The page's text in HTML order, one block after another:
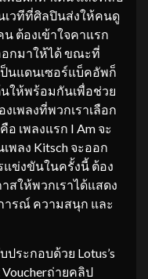
เวทีที่ศิลปินส่งให้คนดู
ต้องเข้าใจคาแรก
อกมาให้ได้ ขณะที่
นแดนเซอร์แบ็คอัพก็
ให้พร้อมกันเพื่อช่วย
เพลงที่พวกเราเลือก
เพลงแรก I Am จะ
พลง Kitsch จะออก
ข่งขันในครั้งนี้ ต้อง
ให้พวกเราได้แสดง
ารณ์ ความสนุก และ
ะกอบด้วย Lotus’s
ถ่ายคลิป